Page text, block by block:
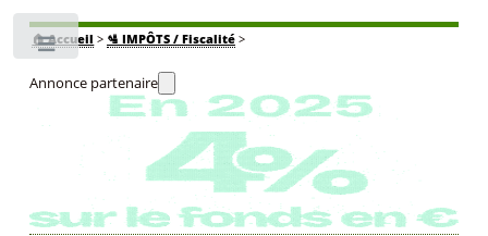
🏠Accueil > 🛂 IMPÔTS / Fiscalité>
Annonce partenaire
Toggle